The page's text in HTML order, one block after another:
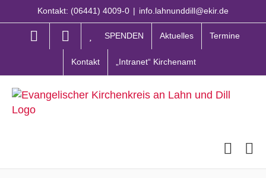
Inhalt
Kontakt: (06441) 4009-0 | info.lahnunddill@ekir.de
SPENDEN Aktuelles Termine
Kontakt „Intranet“ Kirchenamt